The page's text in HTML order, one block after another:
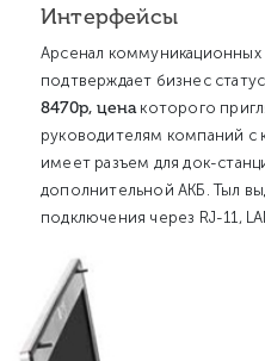
Интерфейсы
Арсенал
подтверждает бизнес
8470p, ценакоторого
руководителям компаний с
имеет разъем для док-
дополнительной АКБ. Тыл
подключения через RJ-11,